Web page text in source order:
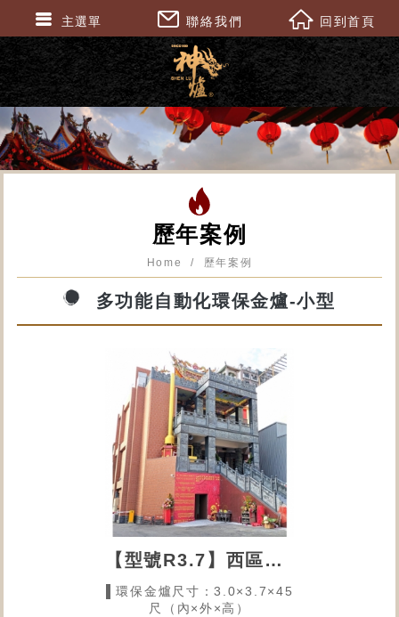
歷年案例
Home 歷年案例
多功能自動化環保金爐-小型
【型號R3.7】西區興農宮的環保金爐
▌環保金爐尺寸：3.0×3.7×45
尺（內×外×高）
主選單 聯絡我們 回到首頁